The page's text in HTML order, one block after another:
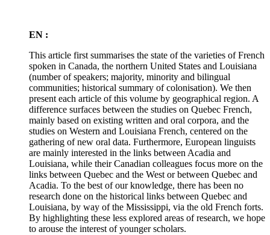
EN :
This article first summarises the state of the varieties of French
spoken in Canada, the northern United States and Louisiana
(number of speakers; majority, minority and bilingual
communities; historical summary of colonisation). We then
present each article of this volume by geographical region. A
difference surfaces between the studies on Quebec French,
mainly based on existing written and oral corpora, and the
studies on Western and Louisiana French, centered on the
gathering of new oral data. Furthermore, European linguists
are mainly interested in the links between Acadia and
Louisiana, while their Canadian colleagues focus more on the
links between Quebec and the West or between Quebec and
Acadia. To the best of our knowledge, there has been no
research done on the historical links between Quebec and
Louisiana, by way of the Mississippi, via the old French forts.
By highlighting these less explored areas of research, we hope
to arouse the interest of younger scholars.